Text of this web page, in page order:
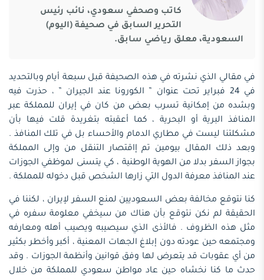
كاتب وصحفي سعودي، نائب رئيس
التحرير السابق في صحيفة (اليوم)
السعودية، معلق رياضي سابق.
في مقالي الذي نشرته في هذه الصحيفة قبل سبعة أيام وبالتحديد
في 24 فبراير تحت عنوان ” الكورونا عند الجيران ” ، حذرت فيه
وبشده من إمكانية تسرب بعض من كان في إيران للمملكة عبر
المنافذ البرية أو البحرية ، كما أعقبته بتغريدة قلت فيها بأن
مشكلتنا ليست في مطاري الدمام والأحساء بل في تلك المنافذ .
وبعد ذلك المقال بيومين تم إاقتصار التنقل من وإلى المملكة
بجواز السفر بدلا من الهوية الوطنية ، كي يتسنى لموظفي الجوزات
عند المنافذ معرفة الدول التي زارها الشخص قبل دخوله للمملكة .
كنا نتوقع مخالفة بعض السعوديين لمنع السفر لإيران ، لكننا في
الحقيقة لم نكن نتوقع بأن هناك من سيخفي معلومة سفره في
مثل هذه الظروف . فالأذى الذي سيصيبه ويصيب أهله ومعارفه
ومجتمعه حين عودته دون إبلاغ الجهات المعنية ، أكبر وأخطر بكثير
من أي عقوبات قد يتعرض لها وفق قوانين وأنظمة الجوزات . وقد
حدث ما كنا نخشاه حين عاد مواطن سعودي للمملكة من خلال